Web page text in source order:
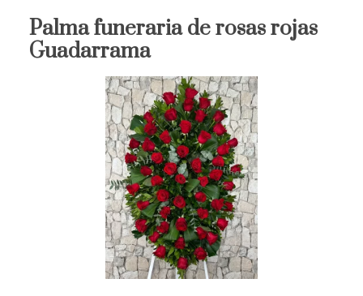
Palma funeraria de rosas rojas
Guadarrama